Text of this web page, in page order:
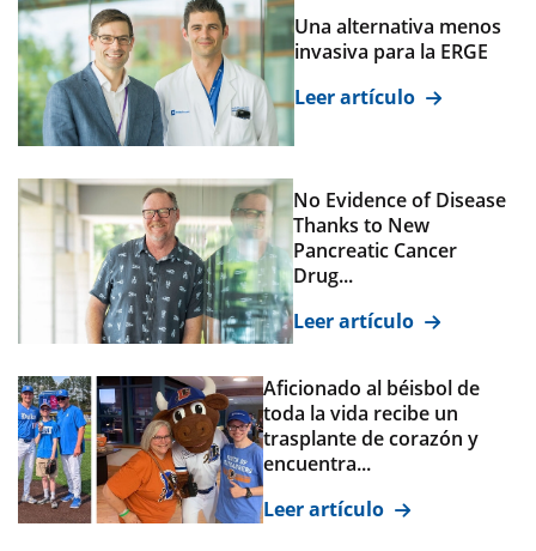
Una alternativa menos
invasiva para la ERGE
Leer artículo
No Evidence of Disease
Thanks to New
Pancreatic Cancer
Drug...
Leer artículo
Aficionado al béisbol de
toda la vida recibe un
trasplante de corazón y
encuentra...
Leer artículo